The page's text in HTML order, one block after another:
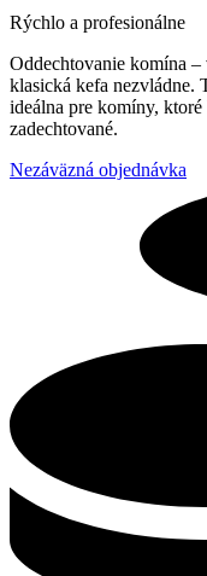
Rýchlo a profesionálne
Oddechtovanie komína
klasická kefa nezvládne.
ideálna pre komíny,
zadechtované.
Nezáväzná objednávka